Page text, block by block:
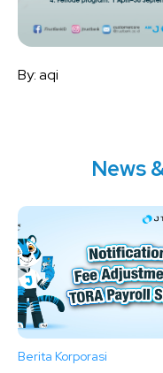
By: aqi
News
Berita Korporasi